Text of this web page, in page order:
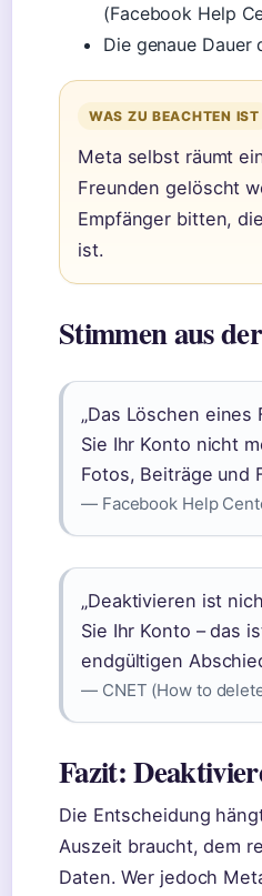
(Facebook Help
Die genaue
WAS ZU BEACHTEN IST
Meta selbst räumt
Freunden gelöscht
Empfänger bitten,
ist.
Stimmen aus
„Das Löschen
Sie Ihr Konto nicht
Fotos, Beiträge und
— Facebook Help
„Deaktivieren ist
Sie Ihr Konto – das
endgültigen
— CNET (How to
Fazit:
Die Entscheidung
Auszeit braucht, dem
Daten. Wer jedoch